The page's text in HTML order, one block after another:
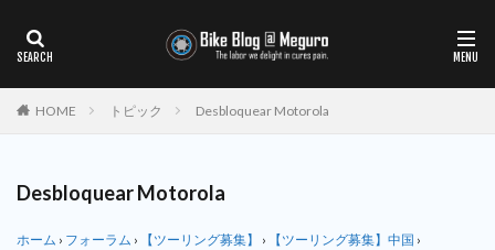
HOME トピック Desbloquear Motorola
Desbloquear Motorola
ホーム › フォーラム › 【ツーリング募集】 › 【ツーリング募集】中国 ›